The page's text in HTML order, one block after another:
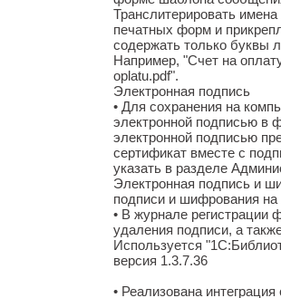
Транслитерировать
печатных форм и
содержать только буквы
Например, "Счет на
oplatu.pdf".
Электронная подпись
• Для сохранения на
электронной подписью в
электронной подписью
сертификат вместе с
указать в разделе
Электронная подпись и
подписи и шифрования на
• В журнале регистрации
удаления подписи, а
Используется
версия 1.3.7.36
• Реализована